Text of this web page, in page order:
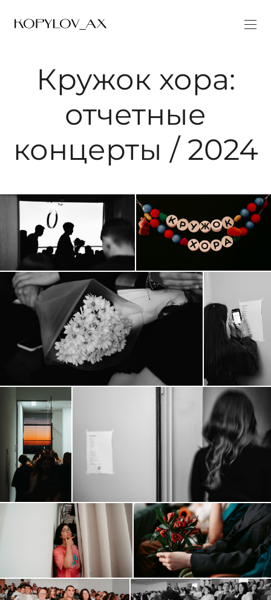
Кружок хора:
отчетные
концерты / 2024